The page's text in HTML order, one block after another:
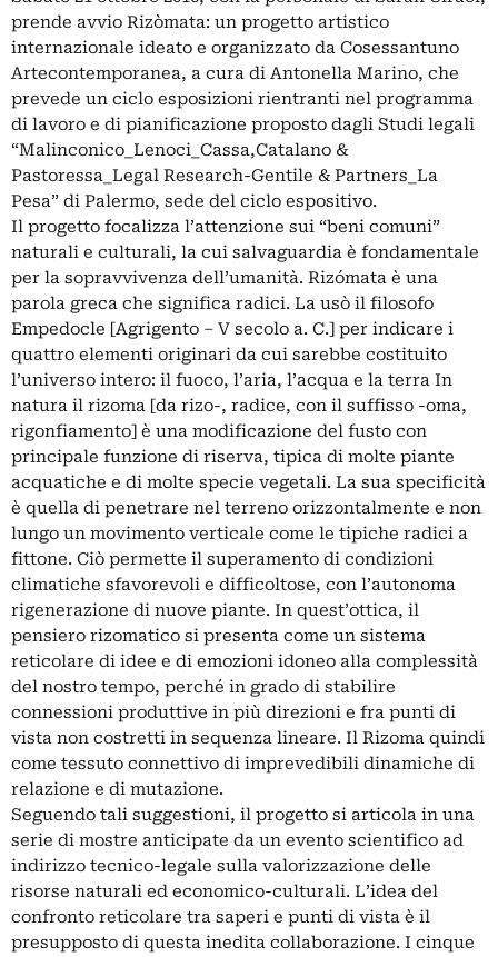
prende avvio Rizòmata: un progetto artistico
internazionale ideato e organizzato da Cosessantuno
Artecontemporanea, a cura di Antonella Marino, che
prevede un ciclo esposizioni rientranti nel programma
di lavoro e di pianificazione proposto dagli Studi legali
“Malinconico_Lenoci_Cassa,Catalano &
Pastoressa_Legal Research-Gentile & Partners_La
Pesa” di Palermo, sede del ciclo espositivo.
Il progetto focalizza l’attenzione sui “beni comuni”
naturali e culturali, la cui salvaguardia è fondamentale
per la sopravvivenza dell’umanità. Rizómata è una
parola greca che significa radici. La usò il filosofo
Empedocle [Agrigento – V secolo a. C.] per indicare i
quattro elementi originari da cui sarebbe costituito
l’universo intero: il fuoco, l’aria, l’acqua e la terra In
natura il rizoma [da rizo-, radice, con il suffisso -oma,
rigonfiamento] è una modificazione del fusto con
principale funzione di riserva, tipica di molte piante
acquatiche e di molte specie vegetali. La sua specificità
è quella di penetrare nel terreno orizzontalmente e non
lungo un movimento verticale come le tipiche radici a
fittone. Ciò permette il superamento di condizioni
climatiche sfavorevoli e difficoltose, con l’autonoma
rigenerazione di nuove piante. In quest’ottica, il
pensiero rizomatico si presenta come un sistema
reticolare di idee e di emozioni idoneo alla complessità
del nostro tempo, perché in grado di stabilire
connessioni produttive in più direzioni e fra punti di
vista non costretti in sequenza lineare. Il Rizoma quindi
come tessuto connettivo di imprevedibili dinamiche di
relazione e di mutazione.
Seguendo tali suggestioni, il progetto si articola in una
serie di mostre anticipate da un evento scientifico ad
indirizzo tecnico-legale sulla valorizzazione delle
risorse naturali ed economico-culturali. L’idea del
confronto reticolare tra saperi e punti di vista è il
presupposto di questa inedita collaborazione. I cinque